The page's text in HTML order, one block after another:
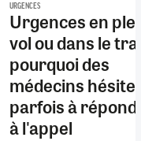
URGENCES
Urgences en
vol ou dans le
pourquoi des
médecins
parfois à
à l'appel